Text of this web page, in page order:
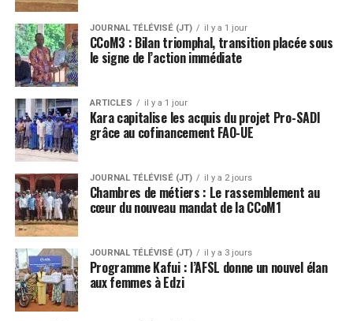
JOURNAL TÉLÉVISÉ (JT) il y a 1 jour
CCoM3 : Bilan triomphal, transition placée sous
le signe de l’action immédiate
ARTICLES il y a 1 jour
Kara capitalise les acquis du projet Pro-SADI
grâce au cofinancement FAO-UE
JOURNAL TÉLÉVISÉ (JT) il y a 2 jours
Chambres de métiers : Le rassemblement au
cœur du nouveau mandat de la CCoM1
JOURNAL TÉLÉVISÉ (JT) il y a 3 jours
Programme Kafui : l’AFSL donne un nouvel élan
aux femmes à Edzi